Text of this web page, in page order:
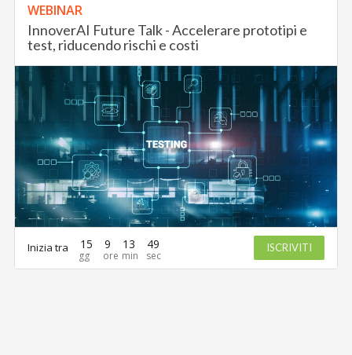
WEBINAR
InnoverAI Future Talk - Accelerare prototipi e
test, riducendo rischi e costi
Inizia tra 15 9 13 49 ISCRIVITI